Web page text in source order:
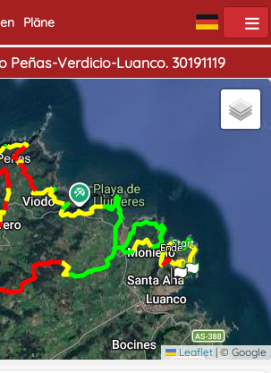
Pläne
Peñas-Verdicio-Luanco. 30191119
Start
Ende
Leaflet | © Google